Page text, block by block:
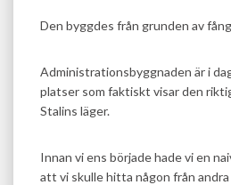
Den byggdes från grunden av
Administrationsbyggnaden är i
platser som faktiskt visar den
Stalins läger.
Innan vi ens började hade vi en
att vi skulle hitta någon från andra